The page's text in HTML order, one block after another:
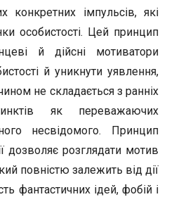
конкретних імпульсів, які
особистості. Цей принцип
й дійсні мотиватори
й уникнути уявлення,
не складається з ранніх
як переважаючих
несвідомого. Принцип
дозволяє розглядати мотив
повністю залежить від дії
фантастичних ідей, фобій і